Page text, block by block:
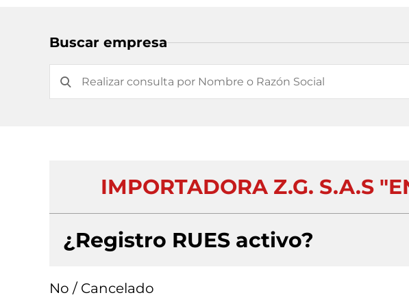
Buscar empresa
IMPORTADORA Z.G. S.A.S
¿Registro RUES activo?
No / Cancelado